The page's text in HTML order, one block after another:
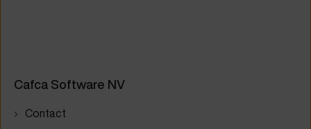
Cafca Software NV
Contact